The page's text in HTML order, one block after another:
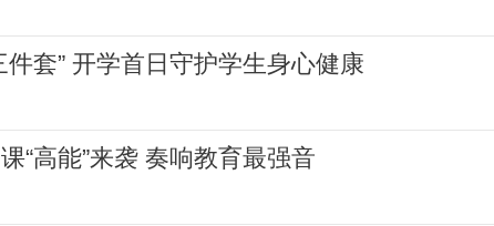
件套” 开学首日守护学生身心健康
“高能”来袭 奏响教育最强音